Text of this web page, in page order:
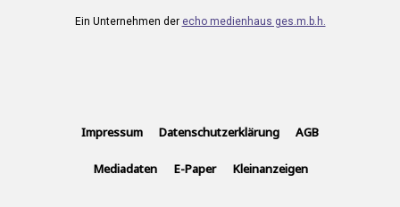
Ein Unternehmen der echo medienhaus ges.m.b.h.
Impressum Datenschutzerklärung AGB
Mediadaten E-Paper Kleinanzeigen